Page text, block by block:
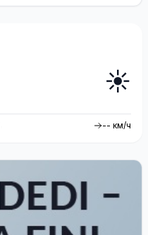
☀️
-- км/ч